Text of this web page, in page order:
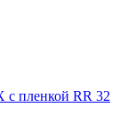
с пленкой RR 32